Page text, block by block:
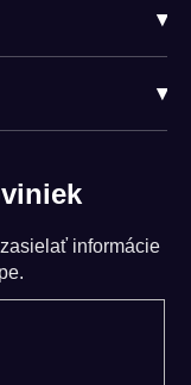
▾
▾
informácie